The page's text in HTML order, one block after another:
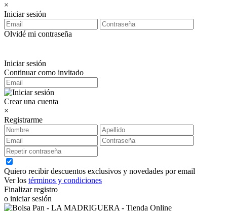
×
Iniciar sesión
Olvidé mi contraseña
Iniciar sesión
Continuar como invitado
Crear una cuenta
×
Registrarme
Quiero recibir descuentos exclusivos y novedades por email
Ver los términos y condiciones
Finalizar registro
o iniciar sesión